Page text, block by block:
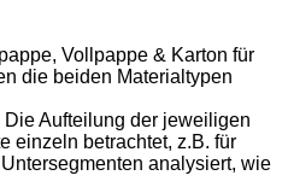
Vollpappe & Karton für
die beiden Materialtypen
Aufteilung der jeweiligen
einzeln betrachtet, z.B. für
analysiert, wie